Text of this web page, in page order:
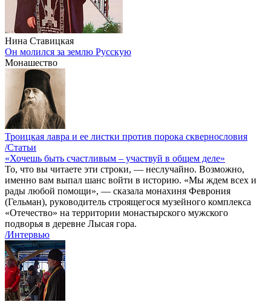
Нина Ставицкая
Он молился за землю Русскую
Монашество
Троицкая лавра и ее листки против порока сквернословия
/Статьи
«Хочешь быть счастливым – участвуй в общем деле»
То, что вы читаете эти строки, — неслучайно. Возможно,
именно вам выпал шанс войти в историю. «Мы ждем всех и
рады любой помощи», — сказала монахиня Феврония
(Гельман), руководитель строящегося музейного комплекса
«Отечество» на территории монастырского мужского
подворья в деревне Лысая гора.
/Интервью